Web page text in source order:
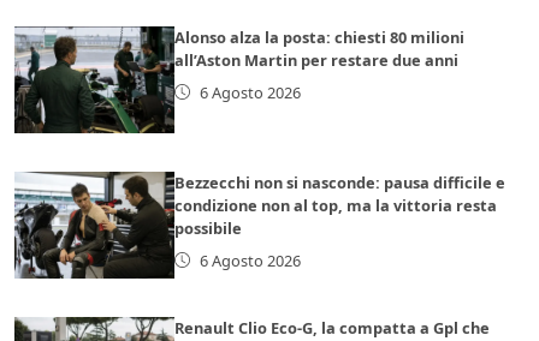
Alonso alza la posta: chiesti 80 milioni
all’Aston Martin per restare due anni
6 Agosto 2026
Bezzecchi non si nasconde: pausa difficile e
condizione non al top, ma la vittoria resta
possibile
6 Agosto 2026
Renault Clio Eco-G, la compatta a Gpl che